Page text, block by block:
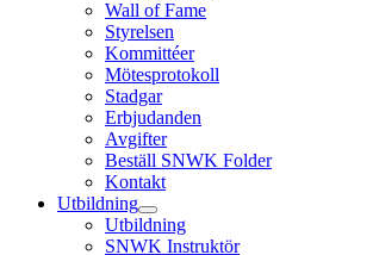
Wall of Fame
Styrelsen
Kommittéer
Mötesprotokoll
Stadgar
Erbjudanden
Avgifter
Beställ SNWK Folder
Kontakt
Utbildning
Utbildning
SNWK Instruktör